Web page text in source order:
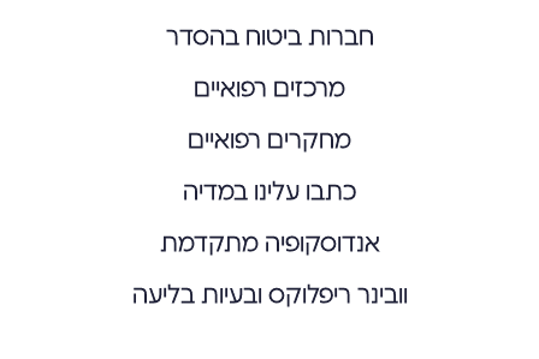
חברות ביטוח בהסדר
מרכזים רפואיים
מחקרים רפואיים
כתבו עלינו במדיה
אנדוסקופיה מתקדמת
וובינר ריפלוקס ובעיות בליעה